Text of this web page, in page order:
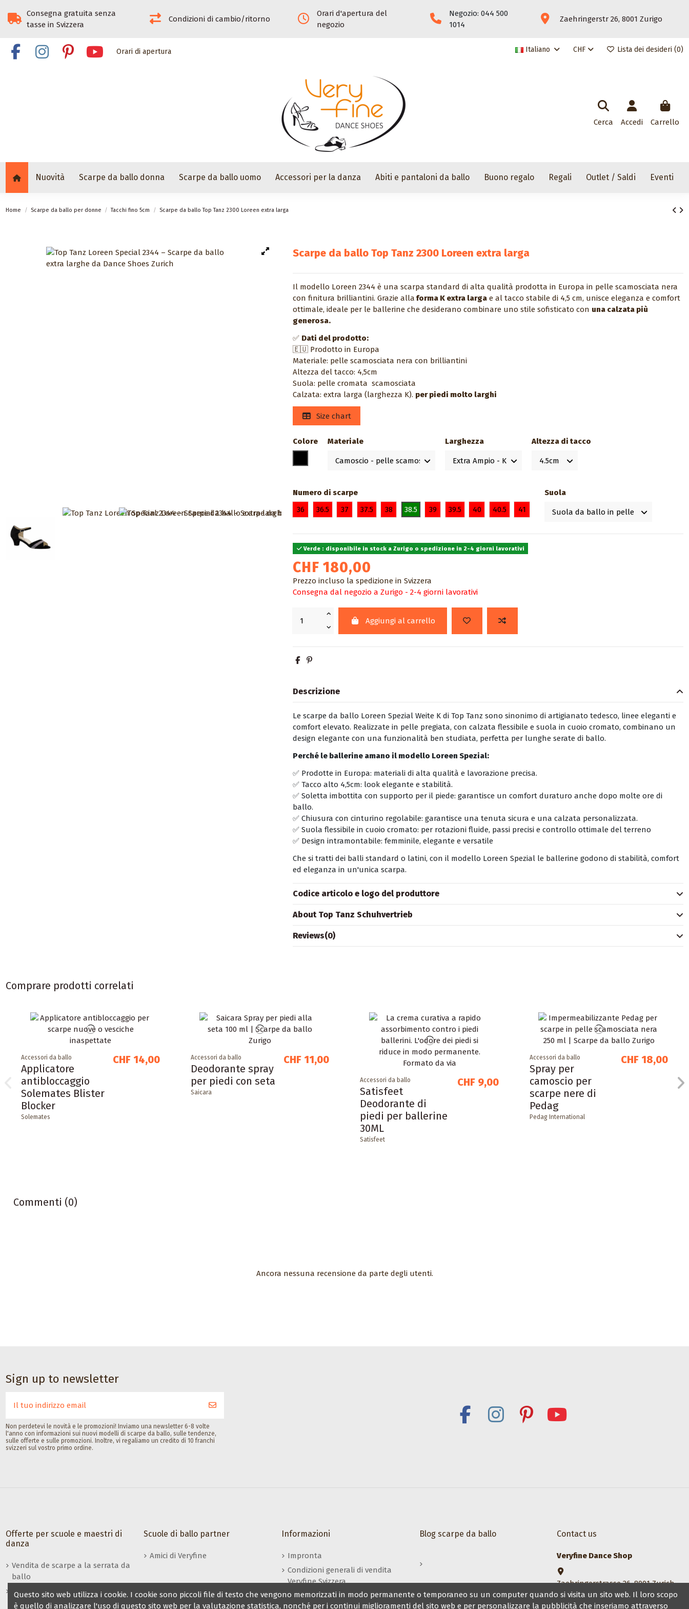
Consegna gratuita senza
tasse in Svizzera
Condizioni di cambio/ritorno
Orari d'apertura del
negozio
Negozio: 044 500
1014
Zaehringerstr 26, 8001 Zurigo
Orari di apertura Italiano CHF Lista dei desideri (0)
Cerca Accedi Carrello
Nuovità Scarpe da ballo donna Scarpe da ballo uomo Accessori per la danza Abiti e pantaloni da ballo Buono regalo Regali Outlet / Saldi Eventi
Home Scarpe da ballo per donne Tacchi fino 5cm Scarpe da ballo Top Tanz 2300 Loreen extra larga
Scarpe da ballo Top Tanz 2300 Loreen extra larga
Il modello Loreen 2344 è una scarpa standard di alta qualità prodotta in Europa in pelle scamosciata nera
con finitura brilliantini. Grazie alla forma K extra larga e al tacco stabile di 4,5 cm, unisce eleganza e comfort
ottimale, ideale per le ballerine che desiderano combinare uno stile sofisticato con una calzata più
generosa.
✅ Dati del prodotto:
🇪🇺 Prodotto in Europa
Materiale: pelle scamosciata nera con brilliantini
Altezza del tacco: 4,5cm
Suola: pelle cromata scamosciata
Calzata: extra larga (larghezza K). per piedi molto larghi
Size chart
Colore
Materiale Larghezza Altezza di tacco
Numero di scarpe
36
36.5 37 37.5 38 38.5 39 39.5 40 40.5 41
Suola
Verde : disponibile in stock a Zurigo o spedizione in 2-4 giorni lavorativi
CHF 180,00
Prezzo incluso la spedizione in Svizzera
Consegna dal negozio a Zurigo - 2-4 giorni lavorativi
Aggiungi al carrello
Descrizione
Le scarpe da ballo Loreen Spezial Weite K di Top Tanz sono sinonimo di artigianato tedesco, linee eleganti e
comfort elevato. Realizzate in pelle pregiata, con calzata flessibile e suola in cuoio cromato, combinano un
design elegante con una funzionalità ben studiata, perfetta per lunghe serate di ballo.
Perché le ballerine amano il modello Loreen Spezial:
✅ Prodotte in Europa: materiali di alta qualità e lavorazione precisa.
✅ Tacco alto 4,5cm: look elegante e stabilità.
✅ Soletta imbottita con supporto per il piede: garantisce un comfort duraturo anche dopo molte ore di
ballo.
✅ Chiusura con cinturino regolabile: garantisce una tenuta sicura e una calzata personalizzata.
✅ Suola flessibile in cuoio cromato: per rotazioni fluide, passi precisi e controllo ottimale del terreno
✅ Design intramontabile: femminile, elegante e versatile
Che si tratti dei balli standard o latini, con il modello Loreen Spezial le ballerine godono di stabilità, comfort
ed eleganza in un'unica scarpa.
Codice articolo e logo del produttore
About Top Tanz Schuhvertrieb
Reviews(0)
Comprare prodotti correlati
Accessori da ballo
Applicatore
antibloccaggio
Solemates Blister
Blocker
Solemates
CHF 14,00 Accessori da ballo
Deodorante spray
per piedi con seta
Saicara
CHF 11,00
Accessori da ballo
Satisfeet
Deodorante di
piedi per ballerine
30ML
Satisfeet
CHF 9,00
Accessori da ballo
Spray per
camoscio per
scarpe nere di
Pedag
Pedag International
CHF 18,00
con suola
buffalina con
Gala Dance Accessories
Commenti (0)
Ancora nessuna recensione da parte degli utenti.
Sign up to newsletter
Non perdetevi le novità e le promozioni! Inviamo una newsletter 6-8 volte
l'anno con informazioni sui nuovi modelli di scarpe da ballo, sulle tendenze,
sulle offerte e sulle promozioni. Inoltre, vi regaliamo un credito di 10 franchi
svizzeri sul vostro primo ordine.
Offerte per scuole e maestri di
danza
Vendita de scarpe a la serrata da
ballo
Vantaggi per insegnanti / gruppi
di danza
Scuole di ballo partner
Amici di Veryfine
Informazioni
Impronta
Condizioni generali di vendita
Veryfine Svizzera
Il mio conto Veryfine
Blog scarpe da ballo Contact us
Veryfine Dance Shop
Zaehringerstrasse 26, 8001 Zurich
+41 44 500 1014
Questo sito web utilizza i cookie. I cookie sono piccoli file di testo che vengono memorizzati in modo permanente o temporaneo su un computer quando si visita un sito web. Il loro scopo
è quello di analizzare l'uso di questo sito web per la valutazione statistica, nonché per i continui miglioramenti del sito web e per personalizzare la pubblicità che inseriamo attraverso